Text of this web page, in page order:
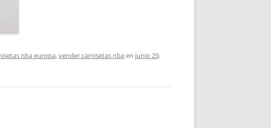
nba europa,vender camisetas nba en junio 29,